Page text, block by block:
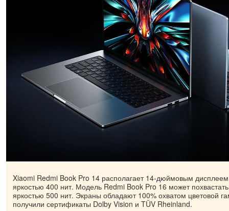
Xiaomi Redmi Book Pro 14 располагает 14-дюймовым
яркостью 400 нит. Модель Redmi Book Pro 16 может
яркостью 500 нит. Экраны обладают 100% охватом цветовой
получили сертификаты Dolby Vision и TÜV Rheinland.